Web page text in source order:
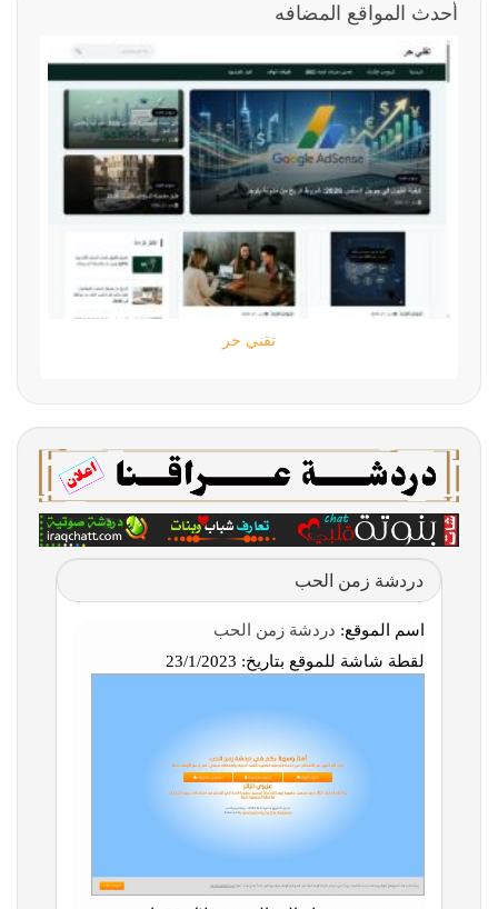
أحدث المواقع المضافه
تقني حر
دردشة زمن الحب
اسم الموقع: دردشة زمن الحب
لقطة شاشة للموقع بتاريخ: